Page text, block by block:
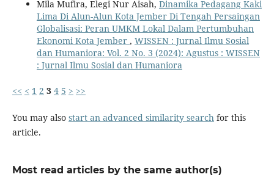
Mila Mufira, Elegi Nur Aisah, Dinamika Pedagang Kaki
Lima Di Alun-Alun Kota Jember Di Tengah Persaingan
Globalisasi: Peran UMKM Lokal Dalam Pertumbuhan
Ekonomi Kota Jember , WISSEN : Jurnal Ilmu Sosial
dan Humaniora: Vol. 2 No. 3 (2024): Agustus : WISSEN
: Jurnal Ilmu Sosial dan Humaniora
<< < 1 2 3 4 5 > >>
You may also start an advanced similarity searchfor this
article.
Most read articles by the same author(s)